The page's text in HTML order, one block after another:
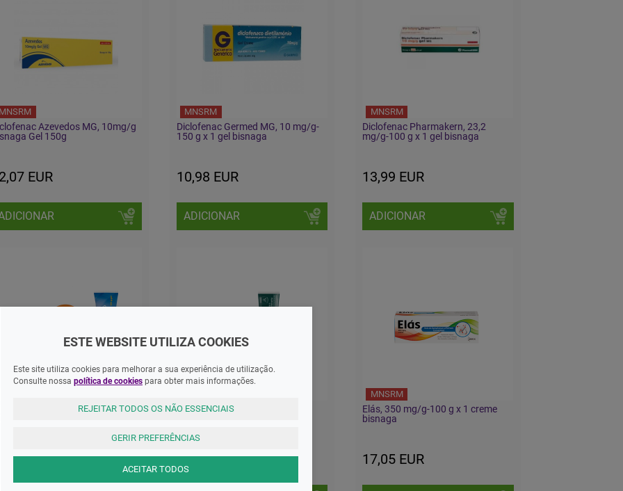
MNSRM
Azevedos MG, 10mg/g
Gel 150g
EUR
MNSRM
Diclofenac Germed MG, 10 mg/g-
150 g x 1 gel bisnaga
10,98 EUR
ADICIONAR
MNSRM
Diclofenac Pharmakern, 23,2
mg/g-100 g x 1 gel bisnaga
13,99 EUR
ADICIONAR
50mg/g Gel Bisnaga - 1 -
EUR
DoliCBD Creme 60ml
16,40 EUR
MNSRM
Elás, 350 mg/g-100 g x 1 creme
bisnaga
17,05 EUR
ESTE WEBSITE UTILIZA COOKIES
Este site utiliza cookies para melhorar a sua experiência de utilização.
Consulte nossa política de cookies para obter mais informações.
REJEITAR TODOS OS NÃO ESSENCIAIS
GERIR PREFERÊNCIAS
ACEITAR TODOS